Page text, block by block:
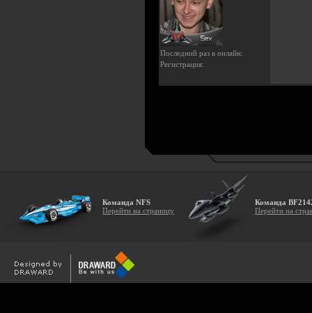
Последний раз в онлайн:
Регистрация:
Команда NFS
Перейти на страницу
Команда
Перейти на